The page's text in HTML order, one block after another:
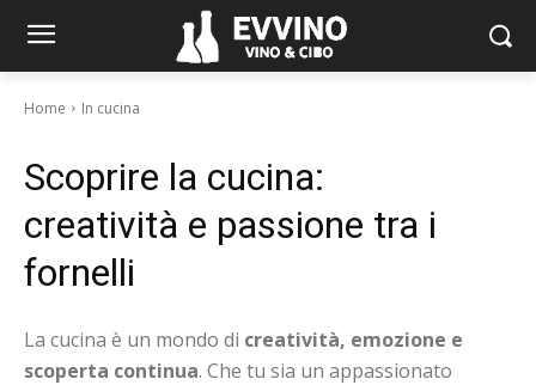
Home In cucina
Scoprire la cucina:
creatività e passione tra i
fornelli
La cucina è un mondo di creatività, emozione e
scoperta continua. Che tu sia un appassionato